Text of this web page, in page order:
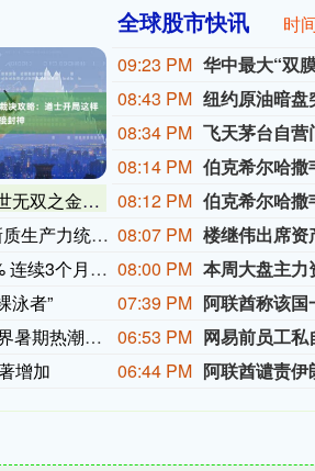
：道士开局这样玩直接封神
指标体系 研
3个月处于
泳者”
涌动 金秋惊
增加
全球股市快讯 时
09:23 PM 华中最大“双
08:43 PM 纽约原油暗盘
08:34 PM
08:14 PM
08:12 PM
08:07 PM 楼继伟出席资
08:00 PM
07:39 PM 阿联酋称该
06:53 PM
06:44 PM